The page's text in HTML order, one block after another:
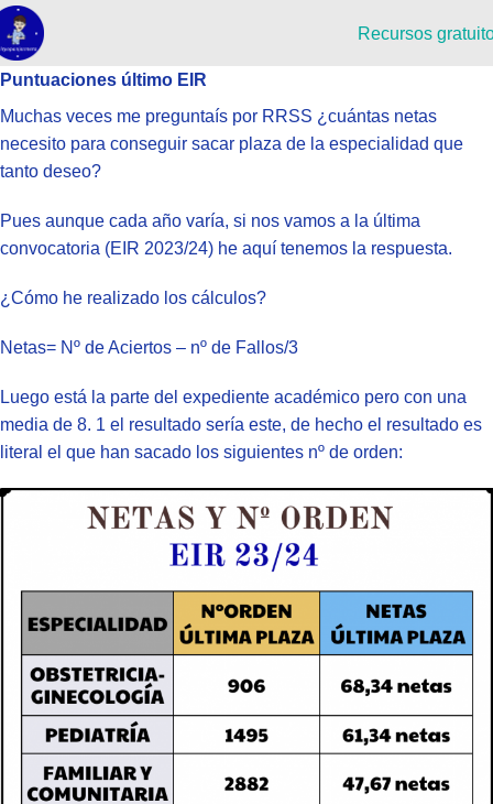
Recursos
Puntuaciones último EIR
Muchas veces me preguntaís por RRSS ¿cuántas netas
necesito para conseguir sacar plaza de la especialidad que
tanto deseo?
Pues aunque cada año varía, si nos vamos a la última
convocatoria (EIR 2023/24) he aquí tenemos la respuesta.
¿Cómo he realizado los cálculos?
Netas= Nº de Aciertos – nº de Fallos/3
Luego está la parte del expediente académico pero con una
media de 8. 1 el resultado sería este, de hecho el resultado es
literal el que han sacado los siguientes nº de orden: